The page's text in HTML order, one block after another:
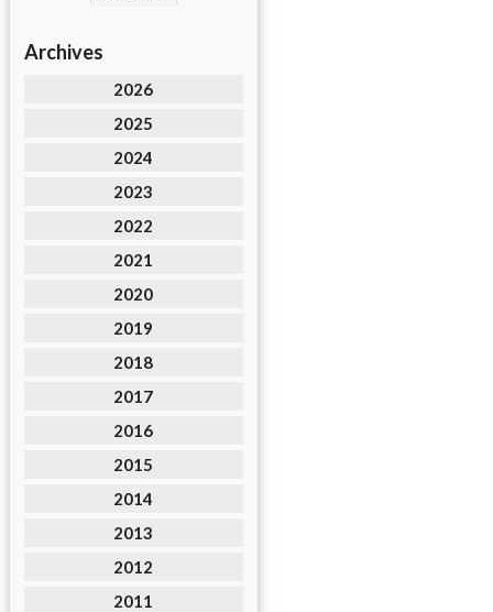
Archives
2026
2025
2024
2023
2022
2021
2020
2019
2018
2017
2016
2015
2014
2013
2012
2011